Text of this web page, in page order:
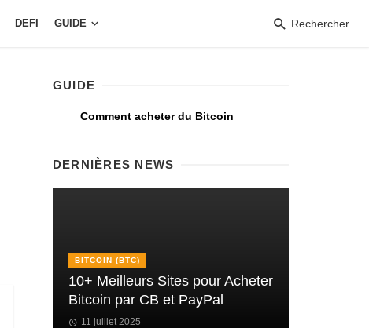
DEFI GUIDE Rechercher
GUIDE
Comment acheter du Bitcoin
DERNIÈRES NEWS
BITCOIN (BTC)
10+ Meilleurs Sites pour Acheter
Bitcoin par CB et PayPal
11 juillet 2025